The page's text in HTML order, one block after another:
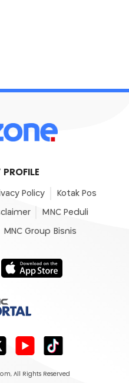
Policy Kotak Pos
MNC Peduli
MNC Group Bisnis
, All Rights Reserved